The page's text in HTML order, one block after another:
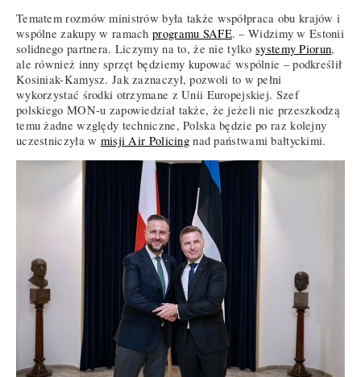
Tematem rozmów ministrów była także współpraca obu krajów i
wspólne zakupy w ramachprogramu SAFE. – Widzimy w Estonii
solidnego partnera. Liczymy na to, że nie tylkosystemy Piorun,
ale również inny sprzęt będziemy kupować wspólnie – podkreślił
Kosiniak-Kamysz. Jak zaznaczył, pozwoli to w pełni
wykorzystać środki otrzymane z Unii Europejskiej. Szef
polskiego MON-u zapowiedział także, że jeżeli nie przeszkodzą
temu żadne względy techniczne, Polska będzie po raz kolejny
uczestniczyła w misji Air Policingnad państwami bałtyckimi.